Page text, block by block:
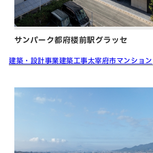
サンパーク都府楼前駅グラッセ
建築・設計事業建築工事太宰府市マンション